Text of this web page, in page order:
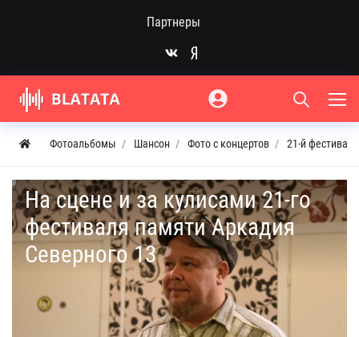
Партнеры
Фотоальбомы Шансон Фото с концертов 21-й
На сцене и за кулисами 21-го
фестиваля памяти Аркадия
Северного 13